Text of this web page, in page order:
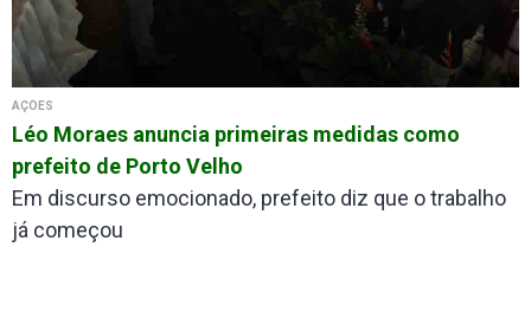
AÇÕES
Léo Moraes anuncia primeiras medidas como
prefeito de Porto Velho
Em discurso emocionado, prefeito diz que o trabalho
já começou